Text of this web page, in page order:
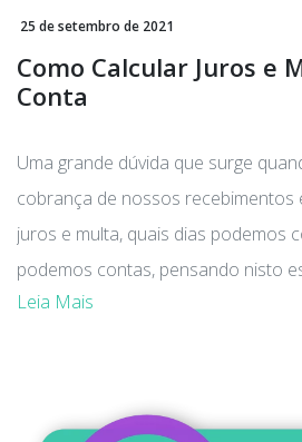
25 de setembro de 2021
Como Calcular Juros e
Conta
Uma grande dúvida que surge
cobrança de nossos recebimentos
juros e multa, quais dias podemos
podemos contas, pensando nisto
postagem para acabar com estas
Leia Mais